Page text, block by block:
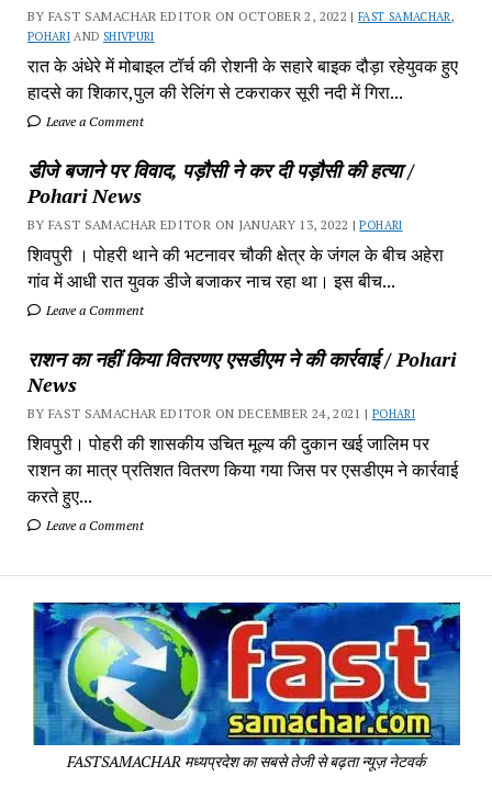
BY FAST SAMACHAR EDITOR ON OCTOBER 2, 2022 |FAST SAMACHAR ,
POHARI AND SHIVPURI
रात के अंधेरे में मोबाइल टॉर्च की रोशनी के सहारे बाइक दौड़ा रहेयुवक हुए
हादसे का शिकार,पुल की रेलिंग से टकराकर सूरी नदी में गिरा...
Leave a Comment
डीजे बजाने पर विवाद, पड़ौसी ने कर दी पड़ौसी की हत्या /
Pohari News
BY FAST SAMACHAR EDITOR ON JANUARY 13, 2022 |POHARI
शिवपुरी‎ । पोहरी थाने की भटनावर चौकी क्षेत्र‎ के जंगल के बीच अहेरा
गांव में‎ आधी रात युवक डीजे बजाकर‎ नाच रहा था। इस बीच...
Leave a Comment
राशन का नहीं किया वितरणए एसडीएम ने की कार्रवाई / Pohari
News
BY FAST SAMACHAR EDITOR ON DECEMBER 24, 2021 | POHARI
शिवपुरी। पोहरी की शासकीय उचित मूल्य की दुकान खई जालिम पर
राशन का मात्र प्रतिशत वितरण किया गया जिस पर एसडीएम ने कार्रवाई
करते हुए...
Leave a Comment
-
FASTSAMACHAR मध्यप्रदेश का सबसे तेजी से बढ़ता न्यूज़ नेटवर्क